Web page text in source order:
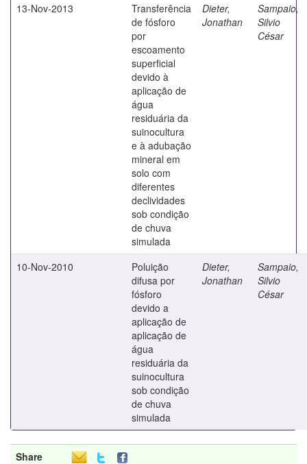
13-Nov-2013
Transferência
de fósforo
por
escoamento
superficial
devido à
aplicação de
água
residuária da
suinocultura
e à adubação
mineral em
solo com
diferentes
declividades
sob condição
de chuva
simulada
Dieter,
Jonathan
Sampaio,
Silvio
César
10-Nov-2010
Poluição
difusa por
fósforo
devido a
aplicação de
aplicação de
água
residuária da
suinocultura
sob condição
de chuva
simulada
Dieter,
Jonathan
Sampaio,
Silvio
César
Share